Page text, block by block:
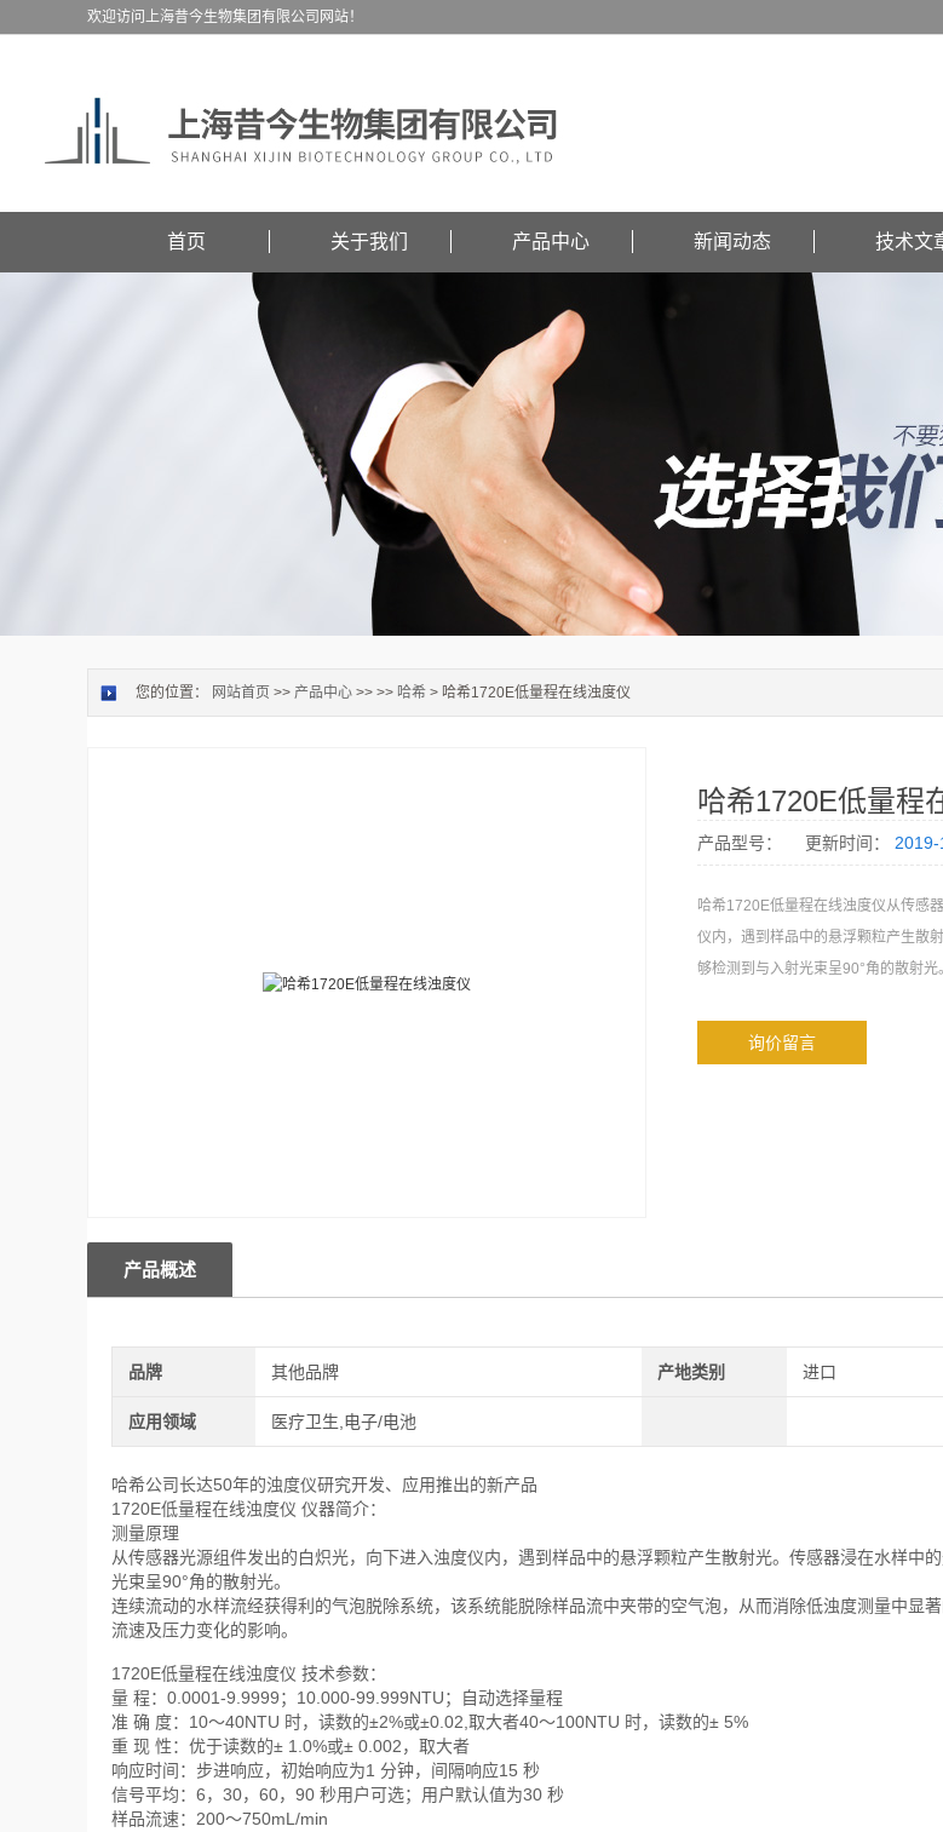
欢迎访问上海昔今生物集团有限公司网站！
首页 关于我们 产品中心 新闻动态 技术文
您的位置： 网站首页 >> 产品中心 >> >> 哈希 > 哈希1720E低量程在线浊度仪
哈希1720E低量程
产品型号： 更新时间：
哈希1720E低量程在线浊度仪从传感
仪内，遇到样品中的悬浮颗粒产生散
够检测到与入射光束呈90°角的散射光。
询价留言
产品概述
品牌 其他品牌 产地类别 进口
应用领域 医疗卫生,电子/电池
哈希公司长达50年的浊度仪研究开发、应用推出的新产品
1720E低量程在线浊度仪 仪器简介：
测量原理
从传感器光源组件发出的白炽光，向下进入浊度仪内，遇到样品中的悬浮颗粒产生散射光。传感器浸在水样中
光束呈90°角的散射光。
连续流动的水样流经获得利的气泡脱除系统，该系统能脱除样品流中夹带的空气泡，从而消除低浊度测量中显
流速及压力变化的影响。
1720E低量程在线浊度仪 技术参数：
量 程：0.0001-9.9999；10.000-99.999NTU；自动选择量程
准 确 度：10～40NTU 时，读数的±2%或±0.02,取大者40～100NTU 时，读数的± 5%
重 现 性：优于读数的± 1.0%或± 0.002，取大者
响应时间：步进响应，初始响应为1 分钟，间隔响应15 秒
信号平均：6，30，60，90 秒用户可选；用户默认值为30 秒
样品流速：200～750mL/min